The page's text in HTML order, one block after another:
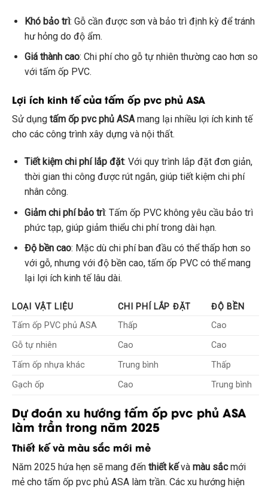
Khó bảo trì: Gỗ cần được sơn và bảo trì định kỳ để tránh
hư hỏng do độ ẩm.
Giá thành cao: Chi phí cho gỗ tự nhiên thường cao hơn so
với tấm ốp PVC.
Lợi ích kinh tế của tấm ốp pvc phủ ASA
Sử dụng tấm ốp pvc phủ ASAmang lại nhiều lợi ích kinh tế
cho các công trình xây dựng và nội thất.
Tiết kiệm chi phí lắp đặt: Với quy trình lắp đặt đơn giản,
thời gian thi công được rút ngắn, giúp tiết kiệm chi phí
nhân công.
Giảm chi phí bảo trì: Tấm ốp PVC không yêu cầu bảo trì
phức tạp, giúp giảm thiểu chi phí trong dài hạn.
Độ bền cao: Mặc dù chi phí ban đầu có thể thấp hơn so
với gỗ, nhưng với độ bền cao, tấm ốp PVC có thể mang
lại lợi ích kinh tế lâu dài.
LOẠI VẬT LIỆU CHI PHÍ LẮP ĐẶT
ĐỘ BỀN
Tấm ốp PVC phủ ASA
Thấp
Cao
Gỗ tự nhiên
Cao
Cao
Tấm ốp nhựa khác
Trung bình
Thấp
Gạch ốp
Cao Trung bình
Dự đoán xu hướng tấm ốp pvc phủ ASA
làm trần trong năm 2025
Thiết kế và màu sắc mới mẻ
Năm 2025 hứa hẹn sẽ mang đến thiết kếvà màu sắcmới
mẻ cho tấm ốp pvc phủ ASA làm trần. Các xu hướng hiện